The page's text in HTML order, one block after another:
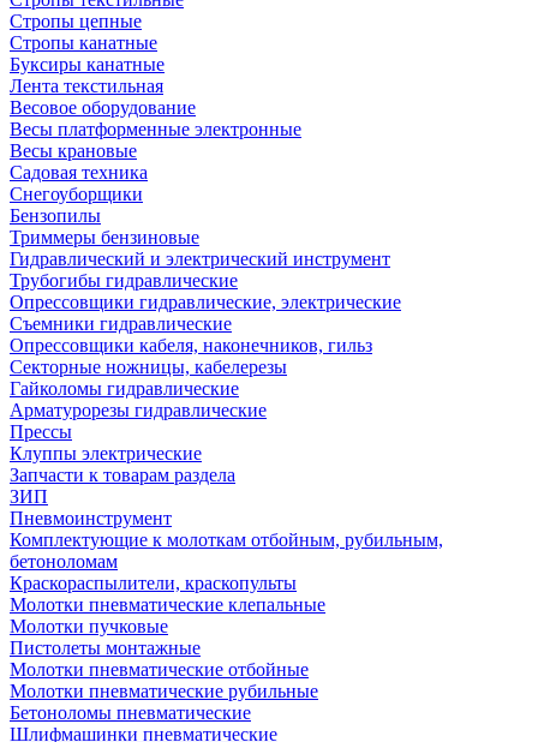
Стропы цепные
Стропы канатные
Буксиры канатные
Лента текстильная
Весовое оборудование
Весы платформенные электронные
Весы крановые
Садовая техника
Снегоуборщики
Бензопилы
Триммеры бензиновые
Гидравлический и электрический инструмент
Трубогибы гидравлические
Опрессовщики гидравлические, электрические
Съемники гидравлические
Опрессовщики кабеля, наконечников, гильз
Секторные ножницы, кабелерезы
Гайколомы гидравлические
Арматурорезы гидравлические
Прессы
Клуппы электрические
Запчасти к товарам раздела
ЗИП
Пневмоинструмент
Комплектующие к молоткам отбойным, рубильным,
бетоноломам
Краскораспылители, краскопульты
Молотки пневматические клепальные
Молотки пучковые
Пистолеты монтажные
Молотки пневматические отбойные
Молотки пневматические рубильные
Бетоноломы пневматические
Шлифмашинки пневматические